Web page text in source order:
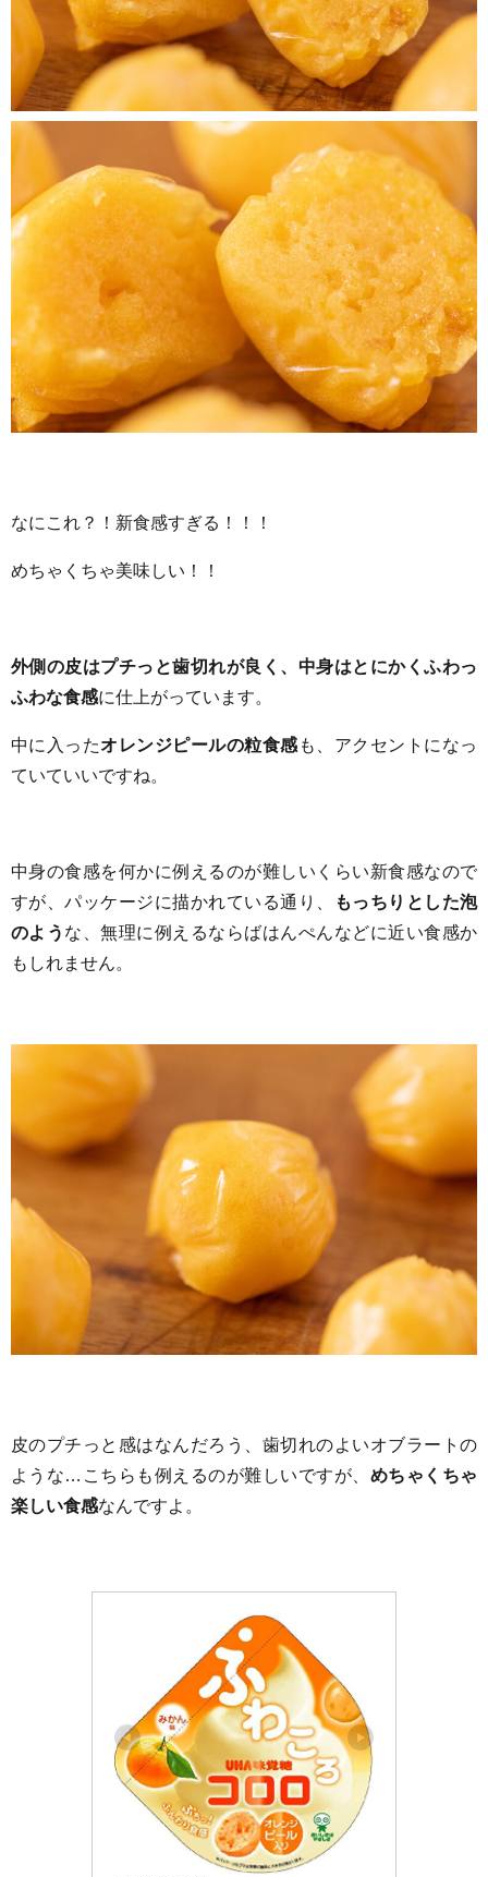
なにこれ？！新食感すぎる！！！
めちゃくちゃ美味しい！！
外側の皮はプチっと歯切れが良く、中身はとにかくふわっ
ふわな食感に仕上がっています。
中に入ったオレンジピールの粒食感 も、アクセントになっ
ていていいですね。
中身の食感を何かに例えるのが難しいくらい新食感なので
すが、パッケージに描かれている通り、
もっちりとした泡
のよう な、無理に例えるならばはんぺんなどに近い食感か
もしれません。
皮のプチっと感はなんだろう、歯切れのよいオブラートの
ような…こちらも例えるのが難しいですが、 めちゃくちゃ
楽しい食感なんですよ。